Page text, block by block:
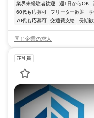
業界未経験者歓迎 週1日からOK
60代も応募可
フリーター歓迎
70代も応募可
交通費支給 長期歓
同じ企業の求人
正社員